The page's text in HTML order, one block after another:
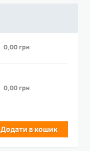
0,00 грн
0,00 грн
Додати в кошик